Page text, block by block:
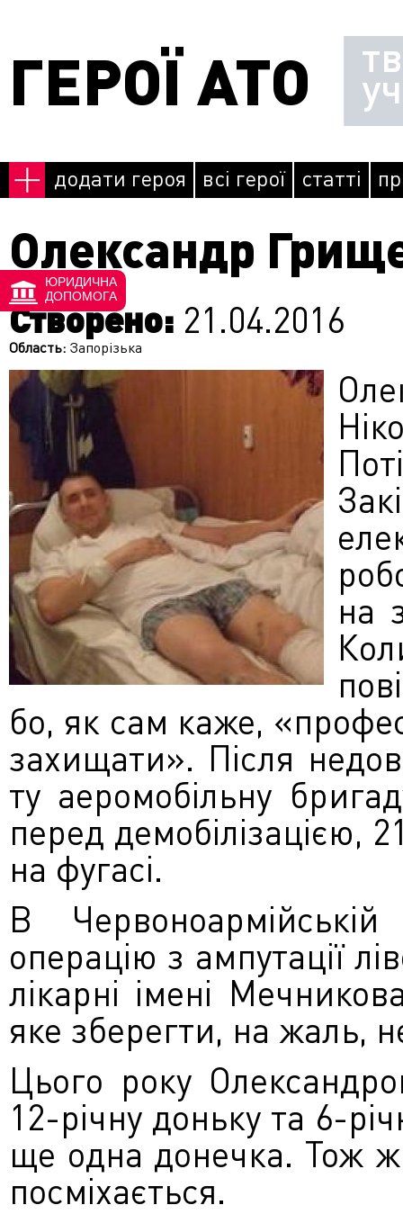
ГЕРОЇ АТО
додати героя всі герої статті
Олександр
Створено: 21.04.2016
Область: Запорізька
на
бо, як сам каже,
захищати». Після
ту аеромобільну
перед демобілізацією,
на фугасі.
В
операцію з ампутації
лікарні імені
яке зберегти, на жаль,
Цього року
12-річну доньку та 6-
ще одна донечка. Тож
посміхається.
ЮРИДИЧНА
ДОПОМОГА